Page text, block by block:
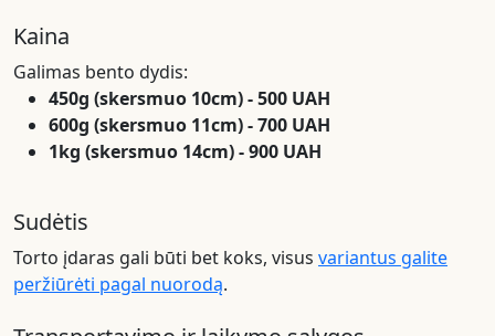
Kaina
Galimas bento dydis:
450g (skersmuo 10cm) - 500 UAH
600g (skersmuo 11cm) - 700 UAH
1kg (skersmuo 14cm) - 900 UAH
Sudėtis
Torto įdaras gali būti bet koks, visus variantus galite
peržiūrėti pagal nuorodą.